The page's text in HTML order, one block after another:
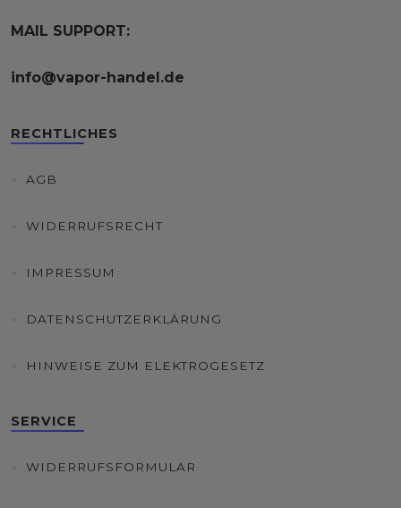
MAIL SUPPORT:
info@vapor-handel.de
RECHTLICHES
AGB
WIDERRUFSRECHT
IMPRESSUM
DATENSCHUTZERKLÄRUNG
HINWEISE ZUM ELEKTROGESETZ
SERVICE
WIDERRUFSFORMULAR